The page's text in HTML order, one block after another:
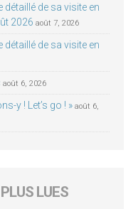
détaillé de sa visite en
2026 août 7, 2026
détaillé de sa visite en
août 6, 2026
y ! Let’s go ! » août 6,
LUES